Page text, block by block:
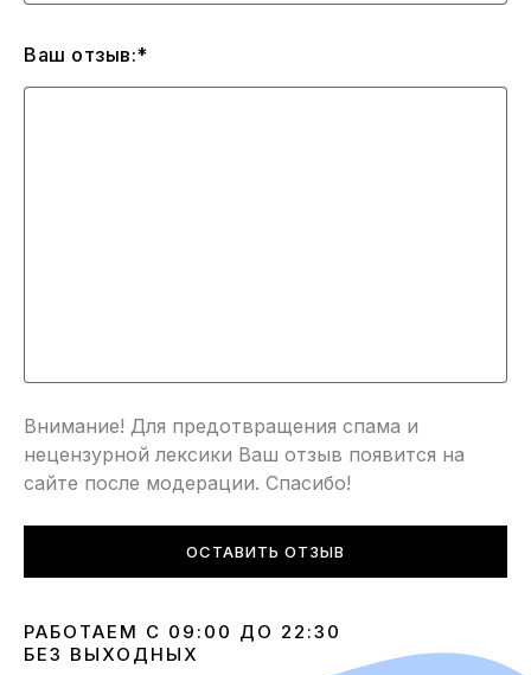
Ваш отзыв:*
Внимание! Для предотвращения спама и
нецензурной лексики Ваш отзыв появится на
сайте после модерации. Спасибо!
ОСТАВИТЬ ОТЗЫВ
РАБОТАЕМ С 09:00 ДО 22:30
БЕЗ ВЫХОДНЫХ